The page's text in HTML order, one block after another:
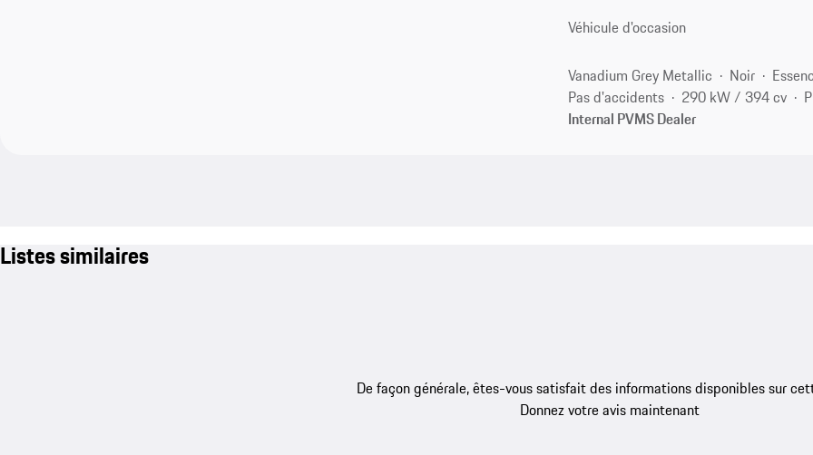
Véhicule d'occasion
Vanadium Grey Metallic Noir
Pas d'accidents
290 kW / 394 cv
Internal PVMS Dealer
Listes similaires
De façon générale, êtes-vous satisfait des informations disponibles sur
Donnez votre avis maintenant